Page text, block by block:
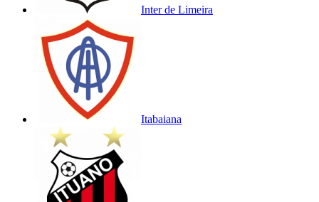
Inter de Limeira
Itabaiana